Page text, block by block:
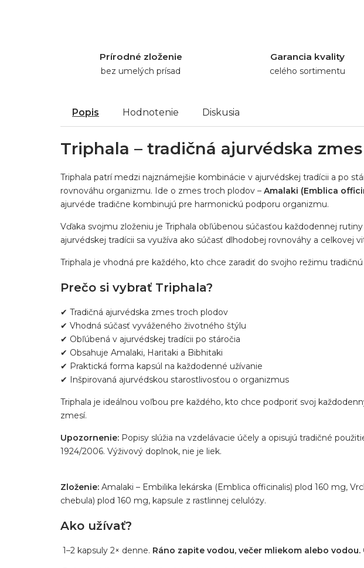
Prírodné zloženie
bez umelých prísad
Garancia kvality
celého sortimentu
Popis Hodnotenie Diskusia
Triphala – tradičná ajurvédska
Triphala patrí medzi najznámejšie kombinácie v ajurvédskej tradícii a po
rovnováhu organizmu. Ide o zmes troch plodov – Amalaki (Emblica
ajurvéde tradične kombinujú pre harmonickú podporu organizmu.
Vďaka svojmu zloženiu je Triphala obľúbenou súčasťou každodennej
ajurvédskej tradícii sa využíva ako súčasť dlhodobej rovnováhy a celkovej
Triphala je vhodná pre každého, kto chce zaradiť do svojho režimu
Prečo si vybrať Triphala?
✔ Tradičná ajurvédska zmes troch plodov
✔ Vhodná súčasť vyváženého životného štýlu
✔ Obľúbená v ajurvédskej tradícii po stáročia
✔ Obsahuje Amalaki, Haritaki a Bibhitaki
✔ Praktická forma kapsúl na každodenné užívanie
✔ Inšpirovaná ajurvédskou starostlivosťou o organizmus
Triphala je ideálnou voľbou pre každého, kto chce podporiť svoj
zmesí.
Upozornenie: Popisy slúžia na vzdelávacie účely a opisujú tradičné
1924/2006. Výživový doplnok, nie je liek.
Zloženie: Amalaki – Embilika lekárska (Emblica officinalis) plod 160 mg,
chebula) plod 160 mg, kapsule z rastlinnej celulózy.
Ako užívať?
1–2 kapsuly 2× denne. Ráno zapite vodou, večer mliekom alebo vodou.